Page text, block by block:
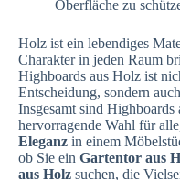
Oberfläche zu
Holz ist ein lebendiges
Charakter in jeden Raum
Highboards aus Holz ist
Entscheidung, sondern
Insgesamt sind Highboards
hervorragende Wahl für
Eleganz in einem
ob Sie ein Gartentor aus
aus Holz suchen, die